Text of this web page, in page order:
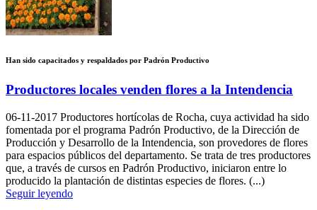
Han sido capacitados y respaldados por Padrón Productivo
Productores locales venden flores a la Intendencia
06-11-2017 Productores hortícolas de Rocha, cuya actividad ha sido
fomentada por el programa Padrón Productivo, de la Dirección de
Producción y Desarrollo de la Intendencia, son provedores de flores
para espacios públicos del departamento. Se trata de tres productores
que, a través de cursos en Padrón Productivo, iniciaron entre lo
producido la plantación de distintas especies de flores. (...)
Seguir leyendo